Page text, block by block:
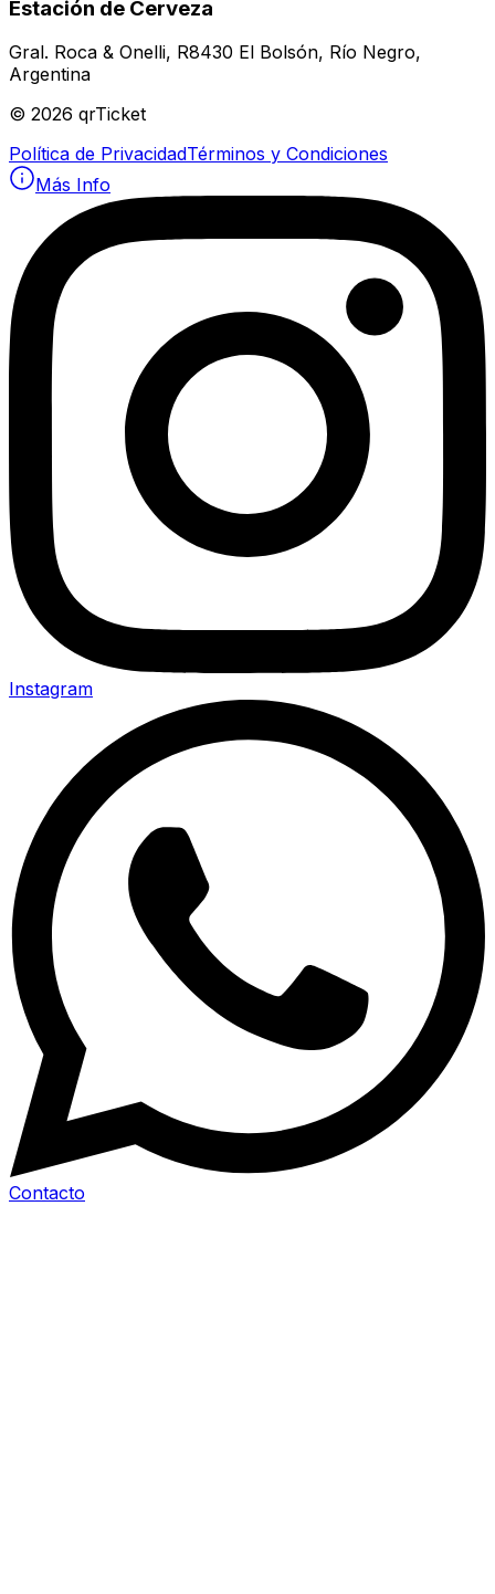
Estación de Cerveza
Gral. Roca & Onelli, R8430 El Bolsón, Río Negro,
Argentina
© 2026 qrTicket
Política de PrivacidadTérminos y Condiciones
Más Info
Instagram
Contacto